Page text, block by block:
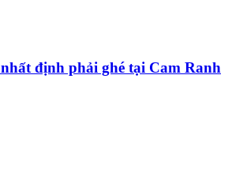
định phải ghé tại Cam Ranh